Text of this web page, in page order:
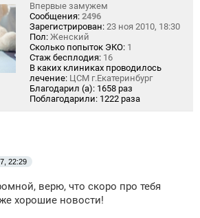
Впервые замужем
Сообщения: 2496
Зарегистрирован: 23 ноя 2010, 18:30
Пол: Женский
Сколько попыток ЭКО: 1
Стаж бесплодия: 16
В каких клиниках проводилось
лечение: ЦСМ г.Екатеринбург
Благодарил (а): 1658 раз
Поблагодарили: 1222 раза
22:29
верю, что скоро про тебя
хорошие новости!